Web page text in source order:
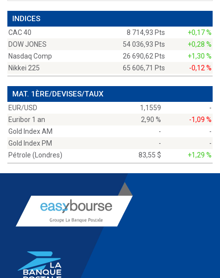
INDICES
CAC 40 8 714,93 Pts
+0,17 %
DOW JONES
54 036,93 Pts
+0,28 %
Nasdaq Comp
26 690,62 Pts
+1,30 %
Nikkei 225
65 606,71 Pts -0,12 %
MAT. 1ÈRE/DEVISES/TAUX
EUR/USD 1,1559
-
Euribor 1 an
2,90 %
-1,09 %
Gold Index AM
-
-
Gold Index PM
-
-
Pétrole (Londres)
83,55 $ +1,29 %